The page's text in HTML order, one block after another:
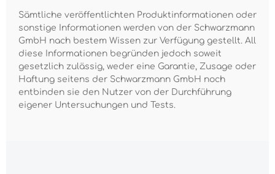
Sämtliche veröffentlichten Produktinformationen oder
sonstige Informationen werden von der Schwarzmann
GmbH nach bestem Wissen zur Verfügung gestellt. All
diese Informationen begründen jedoch soweit
gesetzlich zulässig, weder eine Garantie, Zusage oder
Haftung seitens der Schwarzmann GmbH noch
entbinden sie den Nutzer von der Durchführung
eigener Untersuchungen und Tests.